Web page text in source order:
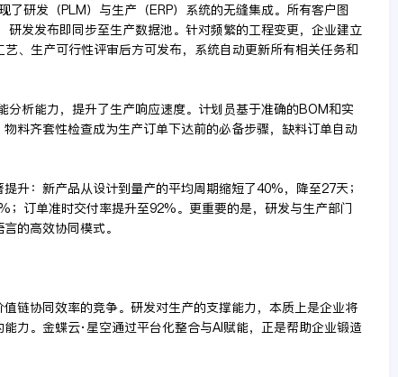
了研发（PLM）与生产（ERP）系统的无缝集成。所有客户图
发发布即同步至生产数据池。针对频繁的工程变更，企业建立
、生产可行性评审后方可发布，系统自动更新所有相关任务和
分析能力，提升了生产响应速度。计划员基于准确的BOM和实
料齐套性检查成为生产订单下达前的必备步骤，缺料订单自动
升：新产品从设计到量产的平均周期缩短了40%，降至27天；
；订单准时交付率提升至92%。更重要的是，研发与生产部门
的高效协同模式。
链协同效率的竞争。研发对生产的支撑能力，本质上是企业将
力。金蝶云·星空通过平台化整合与AI赋能，正是帮助企业锻造